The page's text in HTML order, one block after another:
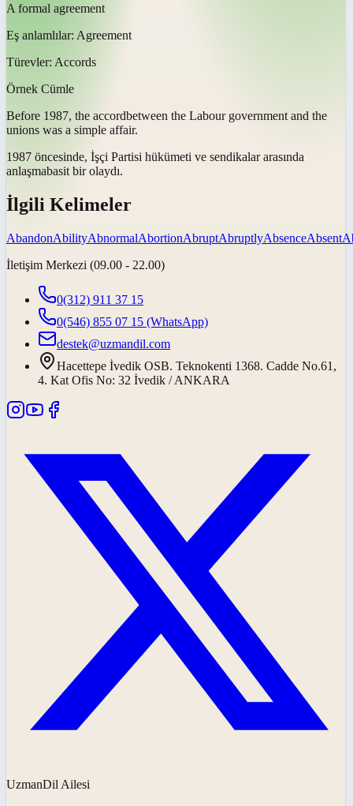
A formal agreement
Eş anlamlılar: Agreement
Türevler: Accords
Örnek Cümle
Before 1987, the accordbetween the Labour government and the
unions was a simple affair.
1987 öncesinde, İşçi Partisi hükümeti ve sendikalar arasında
anlaşmabasit bir olaydı.
İlgili Kelimeler
AbandonAbilityAbnormalAbortionAbruptAbruptlyAbsenceAbsent
İletişim Merkezi (09.00 - 22.00)
0(312) 911 37 15
0(546) 855 07 15 (WhatsApp)
destek@uzmandil.com
Hacettepe İvedik OSB. Teknokenti 1368. Cadde No.61,
4. Kat Ofis No: 32 İvedik / ANKARA
UzmanDil Ailesi